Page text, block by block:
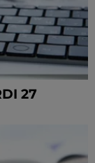
27